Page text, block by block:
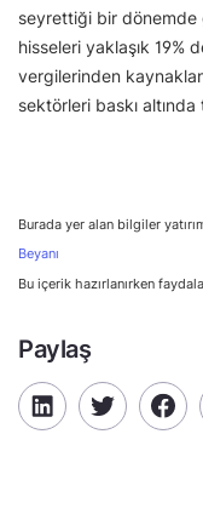
seyrettiği bir dönemde
hisseleri yaklaşık 19%
vergilerinden
sektörleri baskı
Burada yer alan bilgiler
Beyanı
Bu içerik hazırlanırken
Paylaş